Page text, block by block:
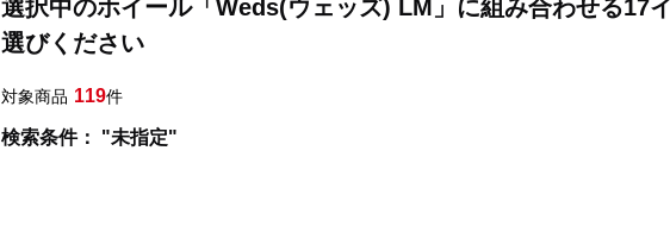
選択中のホイール「Weds(ウェッズ) LM」に組み合わせる17
選びください
対象商品 119件
検索条件： "未指定"